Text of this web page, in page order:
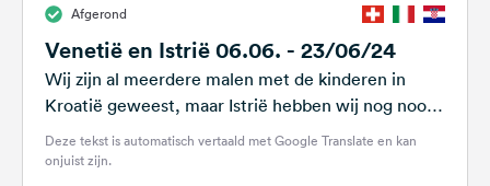
Feedback
Taal:
Nederlands
Volg
ons
Afgerond
Venetië en Istrië 06.06. - 23/06/24
Wij zijn al meerdere malen met de kinderen in
Kroatië geweest, maar Istrië hebben wij nog nooit
bezocht. We hebben...
Deze tekst is automatisch vertaald met Google Translate en kan
onjuist zijn.